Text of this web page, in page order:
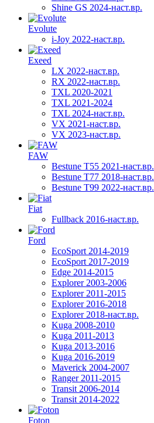
Shine GS 2024-наст.вр.
Evolute
i-Joy 2022-наст.вр.
Exeed
LX 2022-наст.вр.
RX 2022-наст.вр.
TXL 2020-2021
TXL 2021-2024
TXL 2024-наст.вр.
VX 2021-наст.вр.
VX 2023-наст.вр.
FAW
Bestune T55 2021-наст.вр.
Bestune T77 2018-наст.вр.
Bestune T99 2022-наст.вр.
Fiat
Fullback 2016-наст.вр.
Ford
EcoSport 2014-2019
EcoSport 2017-2019
Edge 2014-2015
Explorer 2003-2006
Explorer 2011-2015
Explorer 2016-2018
Explorer 2018-наст.вр.
Kuga 2008-2010
Kuga 2011-2013
Kuga 2013-2016
Kuga 2016-2019
Maverick 2004-2007
Ranger 2011-2015
Transit 2006-2014
Transit 2014-2022
Foton